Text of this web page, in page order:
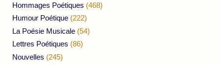
Hommages Poétiques (468)
Humour Poétique (222)
La Poésie Musicale (54)
Lettres Poétiques (86)
Nouvelles (245)